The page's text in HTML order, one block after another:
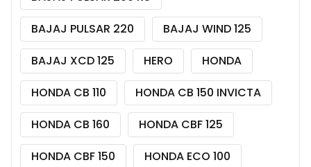
BAJAJ PULSAR 220
BAJAJ WIND 125
BAJAJ XCD 125
HERO
HONDA
HONDA CB 110
HONDA CB 150 INVICTA
HONDA CB 160
HONDA CBF 125
HONDA CBF 150
HONDA ECO 100